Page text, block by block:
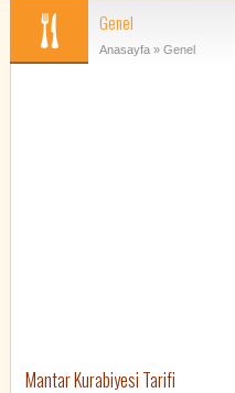
Genel
Anasayfa» Genel
Mantar Kurabiyesi Tarifi